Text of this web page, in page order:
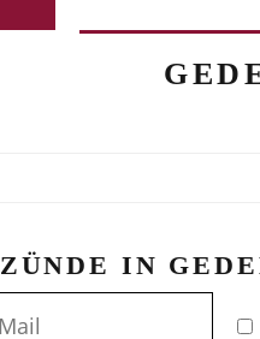
ZÜNDE IN